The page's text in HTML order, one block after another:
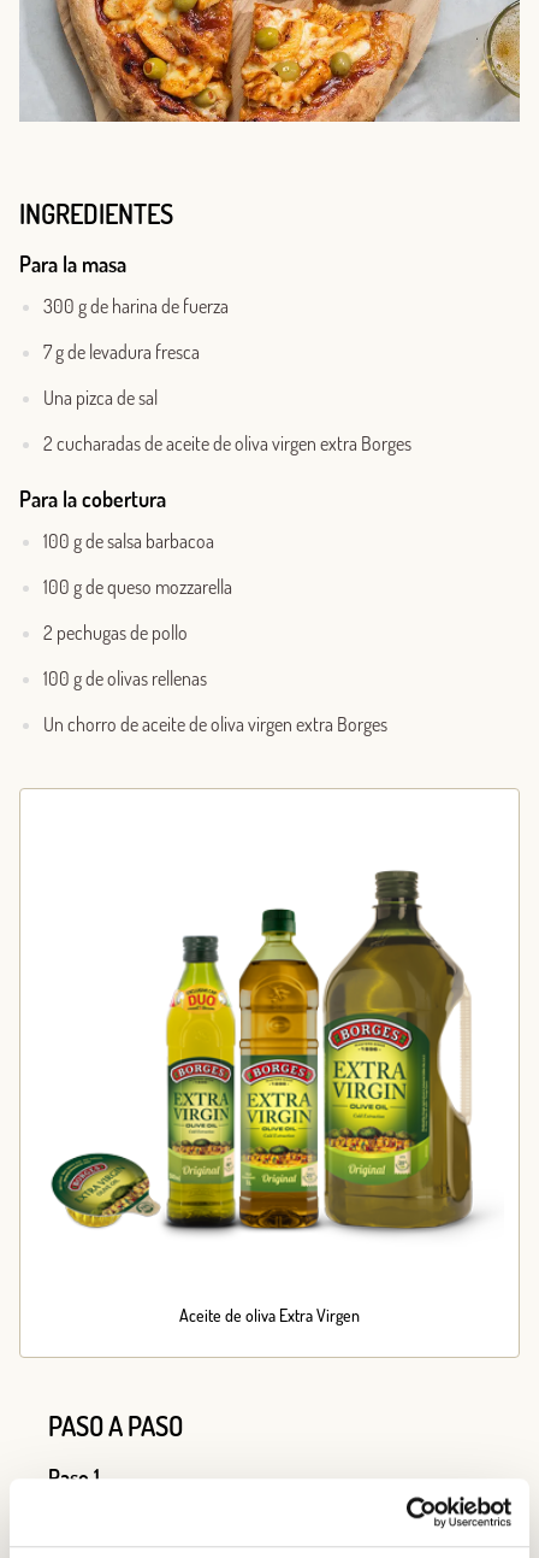
INGREDIENTES
Para la masa
300 g de harina de fuerza
7 g de levadura fresca
Una pizca de sal
2 cucharadas de aceite de oliva virgen extra Borges
Para la cobertura
100 g de salsa barbacoa
100 g de queso mozzarella
2 pechugas de pollo
100 g de olivas rellenas
Un chorro de aceite de oliva virgen extra Borges
Aceite de oliva Extra Virgen
PASO A PASO
Paso 1
saly haz
unvolcánenelcentro.Agregalalevaduraenel